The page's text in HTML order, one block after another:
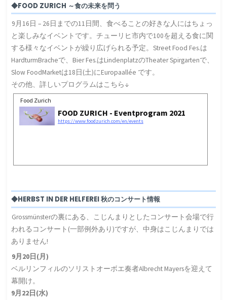
◆FOOD ZURICH ～食の未来を問う
9月16日 – 26日までの11日間、食べることの好きな人にはちょっ
と楽しみなイベントです。チューリヒ市内で100を超える食に関
する様々なイベントが繰り広げられる予定。Street Food Fes.は
HardturmBracheで、Bier Fes.はLindenplatzのTheater Spirgartenで、
Slow FoodMarketは18日(土)にEuropaallée です。
その他、詳しいプログラムはこちら↓
Food Zurich
FOOD ZURICH - Eventprogram 2021
https://www.foodzurich.com/en/events
◆HERBST IN DER HELFEREI 秋のコンサート情報
Grossmünsterの裏にある、こじんまりとしたコンサート会場で行
われるコンサート(一部例外あり)ですが、中身はこじんまりでは
ありません!
9月20日(月)
ベルリンフィルのソリストオーボエ奏者Albrecht Mayersを迎えて
幕開け。
9月22日(水)